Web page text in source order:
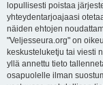
lopullisesti poistaa
yhteydentarjoajaasi
näiden ehtojen
"Veljesseura.org" on
keskusteluketju tai viesti
yllä annettu tieto
osapuolelle ilman